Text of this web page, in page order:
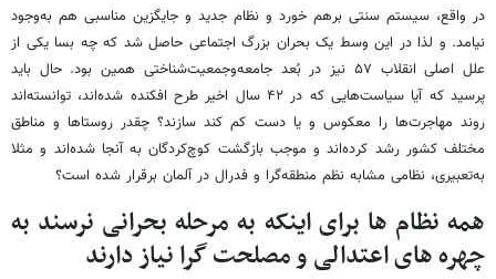
در واقع، سیستم سنتی برهم خورد و نظام جدید و جایگزین مناسبی هم به‌وجود
نیامد. و لذا در این وسط یک بحران بزرگ اجتماعی حاصل شد که چه بسا یکی از
علل اصلی انقلاب ۵۷ نیز در بُعد جامعه‌وجمعیت‌شناختی همین بود. حال باید
پرسید که آیا سیاست‌هایی که در ۴۲ سال اخیر طرح افکنده شده‌اند، توانسته‌اند
روند مهاجرت‌ها را معکوس و یا دست کم کند سازند؟ چقدر روستاها و مناطق
مختلف کشور رشد کرده‌اند و موجب بازگشت کوچ‌کردگان به آنجا شده‌اند و مثلا
به‌تعبیری، نظامی مشابه نظم منطقه‌گرا و فدرال در آلمان برقرار شده است؟
همه نظام ها برای اینکه به مرحله بحرانی نرسند به
چهره های اعتدالی و مصلحت گرا نیاز دارند